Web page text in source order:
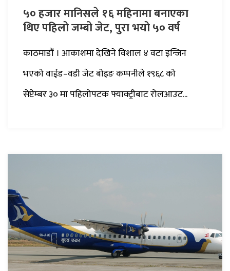
५० हजार मानिसले १६ महिनामा बनाएका
थिए पहिलो जम्बो जेट, पुरा भयो ५० वर्ष
काठमाडौं । आकाशमा देखिने विशाल ४ वटा इन्जिन
भएको वाईड–वडी जेट बोइङ कम्पनीले १९६८ को
सेप्टेम्बर ३० मा पहिलोपटक फ्याक्ट्रीबाट रोलआउट...